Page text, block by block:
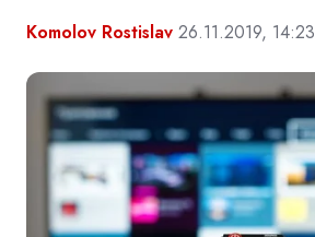
Komolov Rostislav 26.11.2019, 14:23